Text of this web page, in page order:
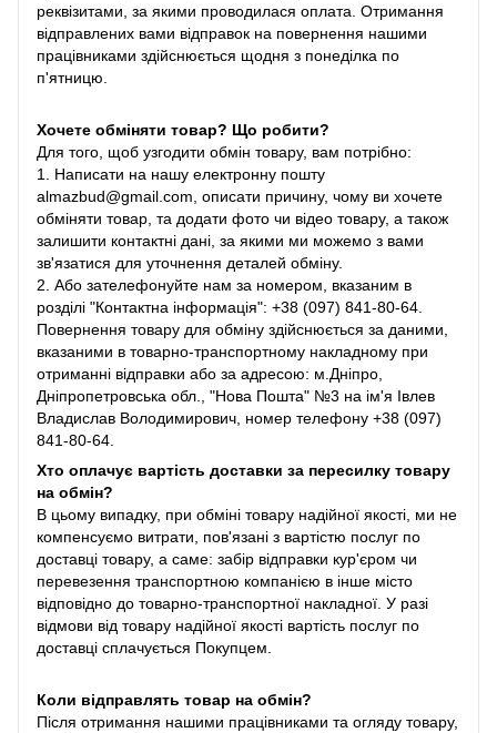
реквізитами, за якими проводилася оплата. Отримання
відправлених вами відправок на повернення нашими
працівниками здійснюється щодня з понеділка по
п'ятницю.
Хочете обміняти товар? Що робити?
Для того, щоб узгодити обмін товару, вам потрібно:
1. Написати на нашу електронну пошту
almazbud@gmail.com, описати причину, чому ви хочете
обміняти товар, та додати фото чи відео товару, а також
залишити контактні дані, за якими ми можемо з вами
зв'язатися для уточнення деталей обміну.
2. Або зателефонуйте нам за номером, вказаним в
розділі "Контактна інформація": +38 (097) 841-80-64.
Повернення товару для обміну здійснюється за даними,
вказаними в товарно-транспортному накладному при
отриманні відправки або за адресою: м.Дніпро,
Дніпропетровська обл., "Нова Пошта" №3 на ім'я Івлев
Владислав Володимирович, номер телефону +38 (097)
841-80-64.
Хто оплачує вартість доставки за пересилку товару
на обмін?
В цьому випадку, при обміні товару надійної якості, ми не
компенсуємо витрати, пов'язані з вартістю послуг по
доставці товару, а саме: забір відправки кур'єром чи
перевезення транспортною компанією в інше місто
відповідно до товарно-транспортної накладної. У разі
відмови від товару надійної якості вартість послуг по
доставці сплачується Покупцем.
Коли відправлять товар на обмін?
Після отримання нашими працівниками та огляду товару,